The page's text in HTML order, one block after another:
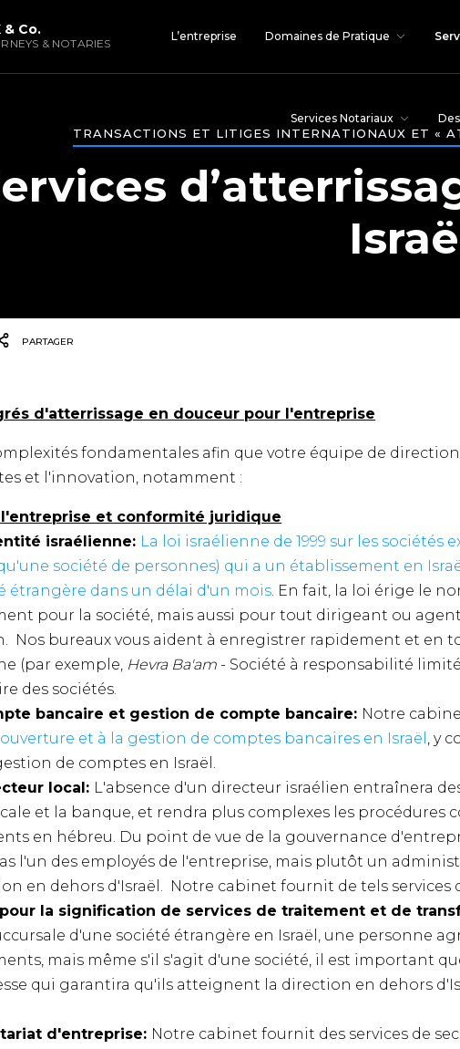
& Co.
& NOTARIES
L’entreprise Domaines de Pratique
Services Notariaux
TRANSACTIONS ET LITIGES INTERNATIONAUX ET «
PARTAGER
d'atterrissage en douceur pour l'entreprise
fondamentales afin que votre équipe de
et l'innovation, notamment :
et conformité juridique
israélienne: La loi israélienne de 1999 sur les sociétés
société de personnes) qui a un établissement en
étrangère dans un délai d'un mois. En fait, la loi érige le
pour la société, mais aussi pour tout dirigeant ou
Nos bureaux vous aident à enregistrer rapidement et en
(par exemple, Hevra Ba'am - Société à responsabilité
des sociétés.
bancaire et gestion de compte bancaire: Notre
ouverture et à la gestion de comptes bancaires en Israël , y
de comptes en Israël.
local: L'absence d'un directeur israélien entraînera
et la banque, et rendra plus complexes les procédures
en hébreu. Du point de vue de la gouvernance
l'un des employés de l'entreprise, mais plutôt un
en dehors d'Israël. Notre cabinet fournit de tels services
la signification de services de traitement et de
d'une société étrangère en Israël, une personne
mais même s'il s'agit d'une société, il est important
qui garantira qu'ils atteignent la direction en dehors
d'entreprise: Notre cabinet fournit des services de